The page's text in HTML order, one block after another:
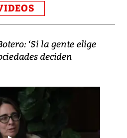
‘Si la gente elige
deciden